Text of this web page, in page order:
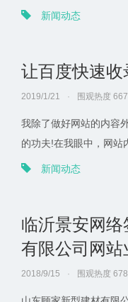
帮助企业更好地开展，
新闻动态
让百度快速
2019/1/21 · 围观热度
我除了做好网站的内容
的功夫!在我眼中，网站
是第二位了!不过虽然说
发多了没作用，一点点
链，也有看看回帖的文
新闻动态
临沂景安网
有限公司网站
2018/9/15 · 围观热度